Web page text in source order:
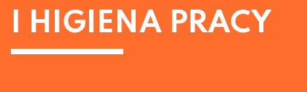
I HIGIENA PRACY